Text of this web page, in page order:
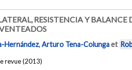
RESISTENCIA Y BALANCE
Hernández,Arturo Tena-Colungaet
revue (2013)